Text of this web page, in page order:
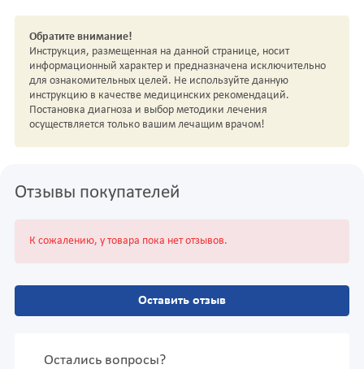
Обратите внимание!
Инструкция, размещенная на данной странице, носит
информационный характер и предназначена исключительно
для ознакомительных целей. Не используйте данную
инструкцию в качестве медицинских рекомендаций.
Постановка диагноза и выбор методики лечения
осуществляется только вашим лечащим врачом!
Отзывы покупателей
К сожалению, у товара пока нет отзывов.
Оставить отзыв
Остались вопросы?